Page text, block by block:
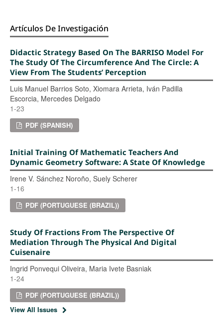
Artículos De Investigación
Didactic Strategy Based On The BARRISO Model For
The Study Of The Circumference And The Circle: A
View From The Students’ Perception
Luis Manuel Barrios Soto, Xiomara Arrieta, Iván Padilla
Escorcia, Mercedes Delgado
1-23
PDF (SPANISH)
Initial Training Of Mathematic Teachers And
Dynamic Geometry Software: A State Of Knowledge
Irene V. Sánchez Noroño, Suely Scherer
1-16
PDF (PORTUGUESE (BRAZIL))
Study Of Fractions From The Perspective Of
Mediation Through The Physical And Digital
Cuisenaire
Ingrid Ponvequi Oliveira, Maria Ivete Basniak
1-24
PDF (PORTUGUESE (BRAZIL))
View All Issues